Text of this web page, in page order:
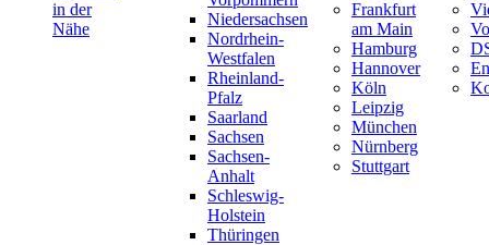
in der
Nähe
Niedersachsen
Nordrhein-
Westfalen
Rheinland-
Pfalz
Saarland
Sachsen
Sachsen-
Anhalt
Schleswig-
Holstein
Thüringen
Frankfurt
am Main
Hamburg
Hannover
Köln
Leipzig
München
Nürnberg
Stuttgart